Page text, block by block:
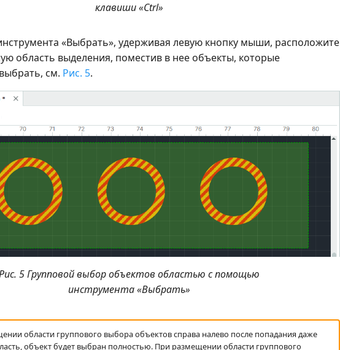
клавиши «Ctrl»
«Выбрать», удерживая левую кнопку мыши, расположите
область выделения, поместив в нее объекты, которые
см. Рис. 5.
5 Групповой выбор объектов областью с помощью
инструмента «Выбрать»
области группового выбора объектов справа налево после попадания даже
объект будет выбран полностью. При размещении области группового